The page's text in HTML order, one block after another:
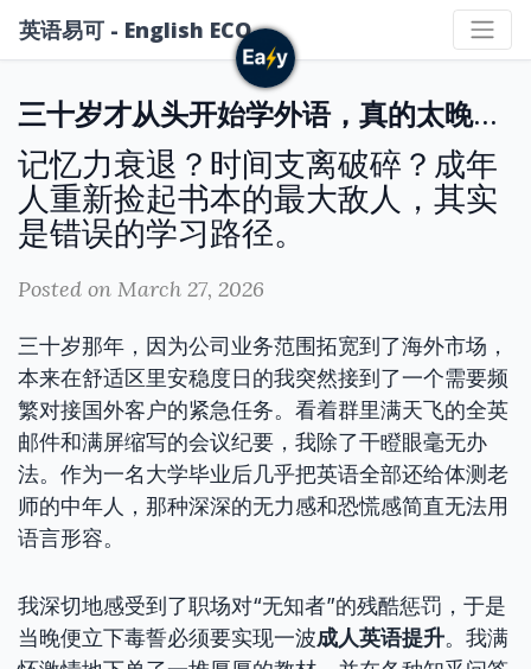
英语易可 - English ECO
三十岁才从头开始学外语，真的太晚了吗？聊聊成年人的自学痛点
记忆力衰退？时间支离破碎？成年
人重新捡起书本的最大敌人，其实
是错误的学习路径。
Posted on March 27, 2026
三十岁那年，因为公司业务范围拓宽到了海外市场，
本来在舒适区里安稳度日的我突然接到了一个需要频
繁对接国外客户的紧急任务。看着群里满天飞的全英
邮件和满屏缩写的会议纪要，我除了干瞪眼毫无办
法。作为一名大学毕业后几乎把英语全部还给体测老
师的中年人，那种深深的无力感和恐慌感简直无法用
语言形容。
我深切地感受到了职场对“无知者”的残酷惩罚，于是
当晚便立下毒誓必须要实现一波成人英语提升。我满